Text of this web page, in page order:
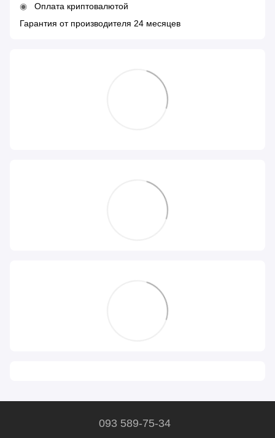
Оплата криптовалютой
Гарантия от производителя 24 месяцев
093 589-75-34